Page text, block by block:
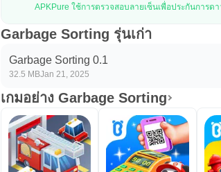
APKPure ใช้การตรวจสอบลายเซ็นเพื่อประกันการ
Garbage Sorting รุ่นเก่า
Garbage Sorting 0.1
32.5 MBJan 21, 2025
เกมอย่าง Garbage Sorting